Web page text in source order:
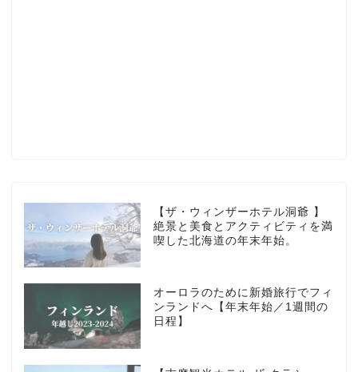
【ザ・ウィンザーホテル洞爺 】
絶景と美食とアクティビティを満
喫した北海道の年末年始。
オーロラのために新婚旅行でフィ
ンランドへ【年末年始／1週間の
日程】
HOTEL
MarriottBonvoy
TRAVEL